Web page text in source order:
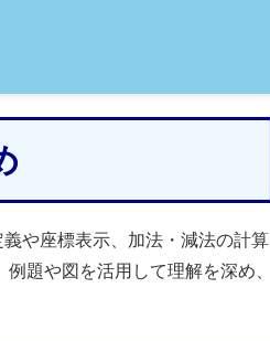
や座標表示、加法・減法の計算
題や図を活用して理解を深め、